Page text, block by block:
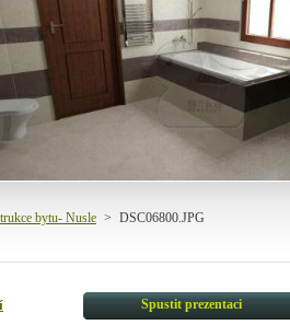
bytu- Nusle > DSC06800.JPG
Spustit prezentaci